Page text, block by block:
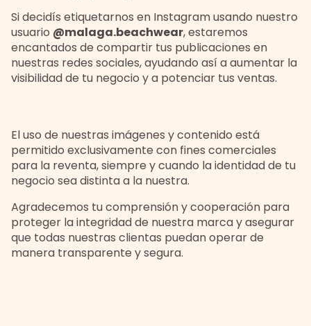
Si decidís etiquetarnos en Instagram usando nuestro
usuario @malaga.beachwear, estaremos
encantados de compartir tus publicaciones en
nuestras redes sociales, ayudando así a aumentar la
visibilidad de tu negocio y a potenciar tus ventas.
El uso de nuestras imágenes y contenido está
permitido exclusivamente con fines comerciales
para la reventa, siempre y cuando la identidad de tu
negocio sea distinta a la nuestra.
Agradecemos tu comprensión y cooperación para
proteger la integridad de nuestra marca y asegurar
que todas nuestras clientas puedan operar de
manera transparente y segura.